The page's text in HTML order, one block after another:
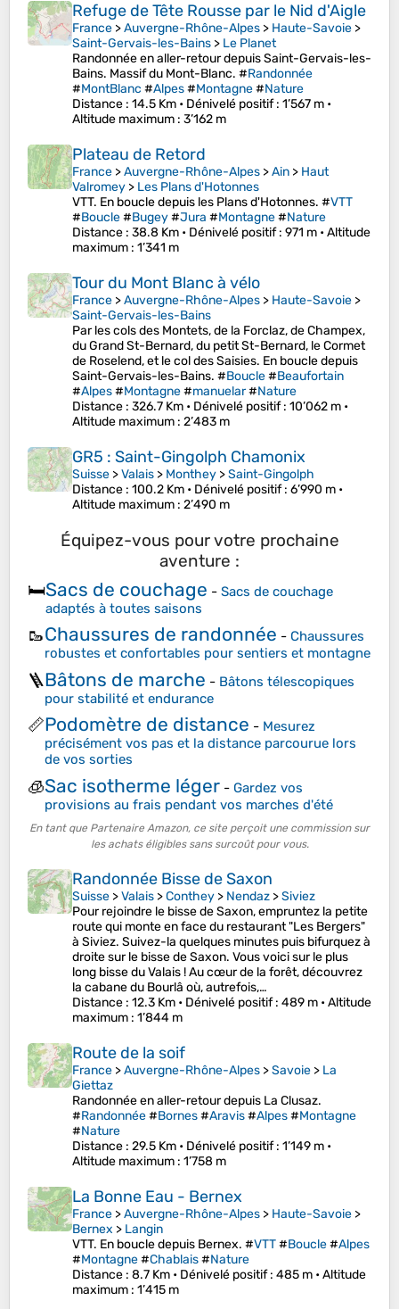
Refuge de Tête Rousse par le Nid d'Aigle
France >Auvergne-Rhône-Alpes > Haute-Savoie >
Saint-Gervais-les-Bains > Le Planet
Randonnée en aller-retour depuis Saint-Gervais-les-
Bains. Massif du Mont-Blanc. #Randonnée
#MontBlanc #Alpes#Montagne#Nature
Distance : 14.5 Km • Dénivelé positif: 1’567 m •
Altitude maximum : 3’162 m
Plateau de Retord
France >Auvergne-Rhône-Alpes >Ain > Haut
Valromey > Les Plans d'Hotonnes
VTT. En boucle depuis les Plans d'Hotonnes. #VTT
#Boucle#Bugey#Jura #Montagne#Nature
Distance : 38.8 Km • Dénivelé positif: 971 m •Altitude
maximum : 1’341 m
Tour du Mont Blanc à vélo
France >Auvergne-Rhône-Alpes > Haute-Savoie >
Saint-Gervais-les-Bains
Par les cols des Montets, de la Forclaz, de Champex,
du Grand St-Bernard, du petit St-Bernard, le Cormet
de Roselend, et le col des Saisies. En boucle depuis
Saint-Gervais-les-Bains. #Boucle#Beaufortain
#Alpes#Montagne#manuelar#Nature
Distance : 326.7 Km • Dénivelé positif: 10’062 m •
Altitude maximum : 2’483 m
GR5 : Saint-Gingolph Chamonix
Suisse >Valais > Monthey >Saint-Gingolph
Distance : 100.2 Km • Dénivelé positif: 6’990 m •
Altitude maximum : 2’490 m
Équipez-vous pour votre prochaine
aventure :
🛏️Sacs de couchage - Sacs de couchage
adaptés à toutes saisons
🥾Chaussures de randonnée - Chaussures
robustes et confortables pour sentiers et montagne
🪜Bâtons de marche - Bâtons télescopiques
pour stabilité et endurance
📏Podomètre de distance - Mesurez
précisément vos pas et la distance parcourue lors
de vos sorties
🧊Sac isotherme léger - Gardez vos
provisions au frais pendant vos marches d'été
En tant que Partenaire Amazon, ce site perçoit une commission sur
les achats éligibles sans surcoût pour vous.
Randonnée Bisse de Saxon
Suisse >Valais >Conthey > Nendaz >Siviez
Pour rejoindre le bisse de Saxon, empruntez la petite
route qui monte en face du restaurant "Les Bergers"
à Siviez. Suivez-la quelques minutes puis bifurquez à
droite sur le bisse de Saxon. Vous voici sur le plus
long bisse du Valais ! Au cœur de la forêt, découvrez
la cabane du Bourlâ où, autrefois,…
Distance : 12.3 Km • Dénivelé positif: 489 m •Altitude
maximum : 1’844 m
Route de la soif
France >Auvergne-Rhône-Alpes >Savoie > La
Giettaz
Randonnée en aller-retour depuis La Clusaz.
#Randonnée#Bornes#Aravis#Alpes#Montagne
#Nature
Distance : 29.5 Km • Dénivelé positif: 1’149 m •
Altitude maximum : 1’758 m
La Bonne Eau - Bernex
France >Auvergne-Rhône-Alpes > Haute-Savoie >
Bernex > Langin
VTT. En boucle depuis Bernex. #VTT#Boucle#Alpes
#Montagne#Chablais#Nature
Distance : 8.7 Km • Dénivelé positif: 485 m •Altitude
maximum : 1’415 m